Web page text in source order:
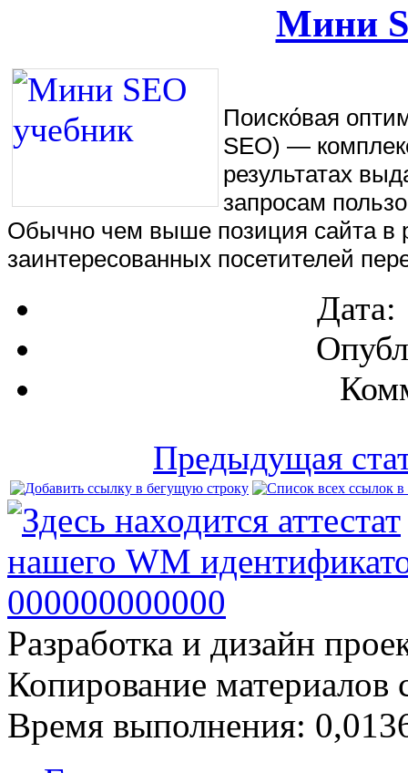
Мини
Поиско́вая
SEO) —
результатах
запросам
Обычно чем выше позиция сайта в
заинтересованных посетителей
Дата:
Предыдущая
Разработка и дизайн
Копирование материалов
Время выполнения: